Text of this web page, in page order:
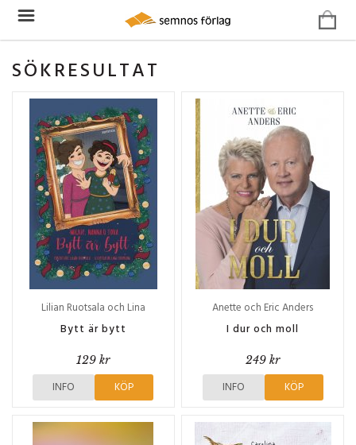
SÖKRESULTAT
Lilian Ruotsala och Lina
Forsblom
Bytt är bytt
129 kr
INFO KÖP
Anette och Eric Anders
I dur och moll
249 kr
INFO KÖP